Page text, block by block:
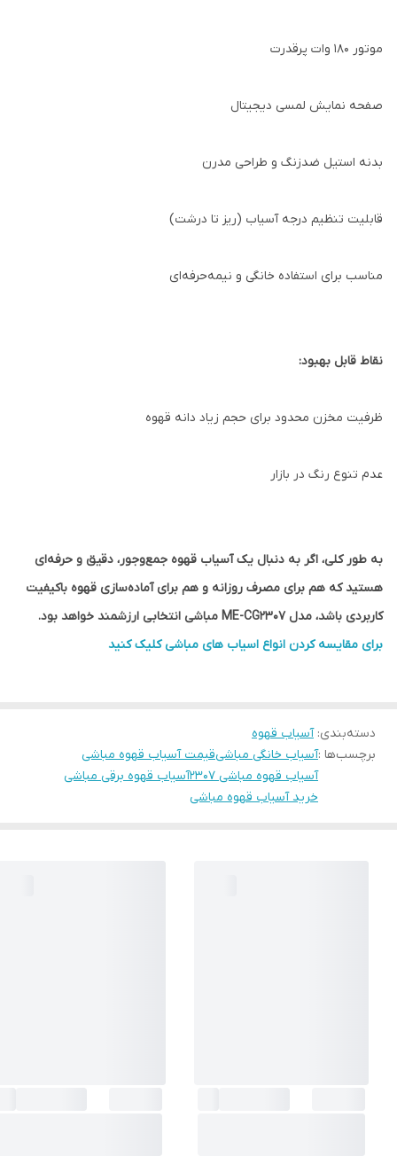
موتور ۱۸۰ وات پرقدرت
صفحه نمایش لمسی دیجیتال
بدنه استیل ضدزنگ و طراحی مدرن
قابلیت تنظیم درجه آسیاب (ریز تا درشت)
مناسب برای استفاده خانگی و نیمه‌حرفه‌ای
نقاط قابل بهبود:
ظرفیت مخزن محدود برای حجم زیاد دانه قهوه
عدم تنوع رنگ در بازار
به طور کلی، اگر به دنبال یک آسیاب قهوه جمع‌وجور، دقیق و حرفه‌ای
هستید که هم برای مصرف روزانه و هم برای آماده‌سازی قهوه باکیفیت
کاربردی باشد، مدل ME-CG2307 مباشی انتخابی ارزشمند خواهد بود.
برای مقایسه کردن انواع اسیاب های مباشی کلیک کنید
دسته‌بندی:آسیاب قهوه
برچسب‌ها :آسیاب خانگی مباشیقیمت آسیاب قهوه مباشی
آسیاب قهوه مباشی 2307
آسیاب قهوه برقی مباشی
خرید آسیاب قهوه مباشی